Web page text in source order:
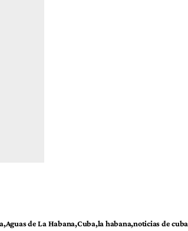
Aguas de La Habana Cuba la habana noticias de cuba